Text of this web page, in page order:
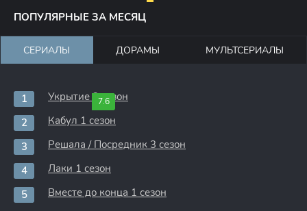
ПОПУЛЯРНЫЕ ЗА МЕСЯЦ
СЕРИАЛЫ ДОРАМЫ МУЛЬТСЕРИАЛЫ
7.6
Укрытие 3 сезон
Кабул 1 сезон
Решала / Посредник 3 сезон
Лаки 1 сезон
Вместе до конца 1 сезон